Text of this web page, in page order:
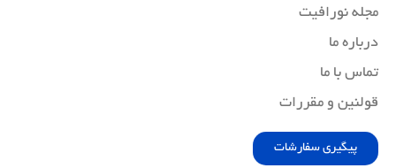
مجله نورافیت
درباره ما
تماس با ما
قولنین و مقررات
پیگیری سفارشات